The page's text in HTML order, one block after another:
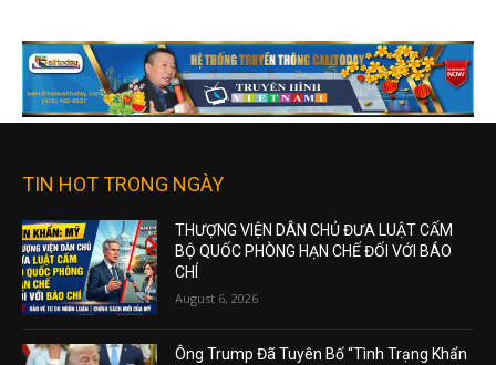
TIN HOT TRONG NGÀY
THƯỢNG VIỆN DÂN CHỦ ĐƯA LUẬT CẤM
BỘ QUỐC PHÒNG HẠN CHẾ ĐỐI VỚI BÁO
CHÍ
August 6, 2026
Ông Trump Đã Tuyên Bố “Tình Trạng Khẩn